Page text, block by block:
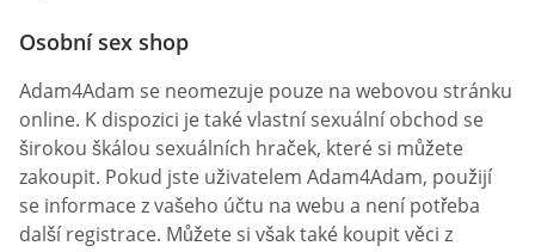
Osobní sex shop
Adam4Adam se neomezuje pouze na webovou stránku
online. K dispozici je také vlastní sexuální obchod se
širokou škálou sexuálních hraček, které si můžete
zakoupit. Pokud jste uživatelem Adam4Adam, použijí
se informace z vašeho účtu na webu a není potřeba
další registrace. Můžete si však také koupit věci z